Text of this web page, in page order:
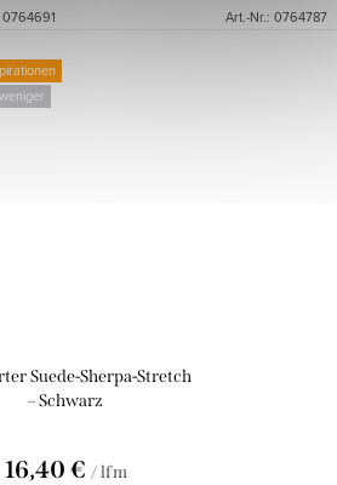
0764691 Art.-Nr.: 0764787
Suede-Sherpa-Stretch
– Schwarz
16,40 € / lfm